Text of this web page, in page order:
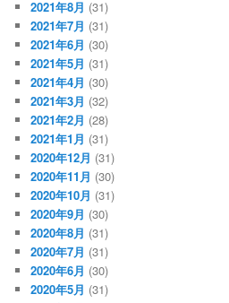
2021年8月 (31)
2021年7月 (31)
2021年6月 (30)
2021年5月 (31)
2021年4月 (30)
2021年3月 (32)
2021年2月 (28)
2021年1月 (31)
2020年12月 (31)
2020年11月 (30)
2020年10月 (31)
2020年9月 (30)
2020年8月 (31)
2020年7月 (31)
2020年6月 (30)
2020年5月 (31)